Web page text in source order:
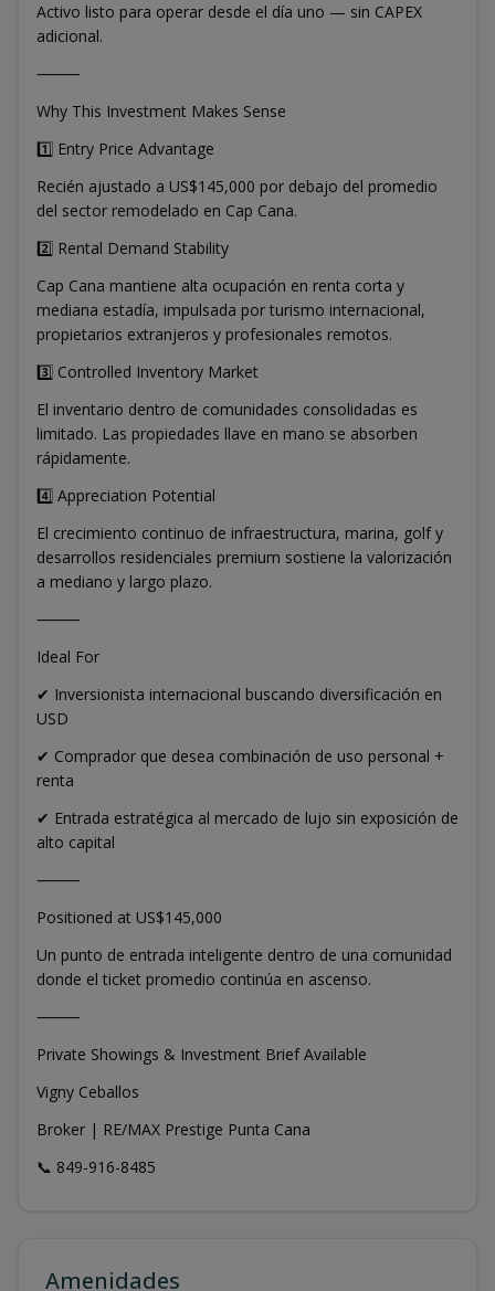
Activo listo para operar desde el día uno — sin CAPEX
adicional.
⸻
Why This Investment Makes Sense
1️⃣ Entry Price Advantage
Recién ajustado a US$145,000 por debajo del promedio
del sector remodelado en Cap Cana.
2️⃣ Rental Demand Stability
Cap Cana mantiene alta ocupación en renta corta y
mediana estadía, impulsada por turismo internacional,
propietarios extranjeros y profesionales remotos.
3️⃣ Controlled Inventory Market
El inventario dentro de comunidades consolidadas es
limitado. Las propiedades llave en mano se absorben
rápidamente.
4️⃣ Appreciation Potential
El crecimiento continuo de infraestructura, marina, golf y
desarrollos residenciales premium sostiene la valorización
a mediano y largo plazo.
⸻
Ideal For
✔ Inversionista internacional buscando diversificación en
USD
✔ Comprador que desea combinación de uso personal +
renta
✔ Entrada estratégica al mercado de lujo sin exposición de
alto capital
⸻
Positioned at US$145,000
Un punto de entrada inteligente dentro de una comunidad
donde el ticket promedio continúa en ascenso.
⸻
Private Showings & Investment Brief Available
Vigny Ceballos
Broker | RE/MAX Prestige Punta Cana
📞 849-916-8485
Amenidades